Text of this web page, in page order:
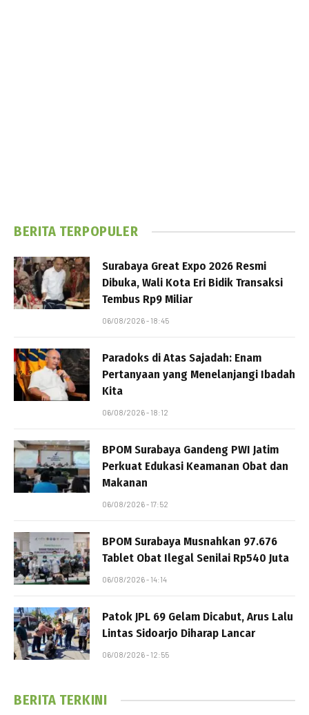
BERITA TERPOPULER
Surabaya Great Expo 2026 Resmi
Dibuka, Wali Kota Eri Bidik Transaksi
Tembus Rp9 Miliar
06/08/2026 - 18:45
Paradoks di Atas Sajadah: Enam
Pertanyaan yang Menelanjangi Ibadah
Kita
06/08/2026 - 18:12
BPOM Surabaya Gandeng PWI Jatim
Perkuat Edukasi Keamanan Obat dan
Makanan
06/08/2026 - 17:52
BPOM Surabaya Musnahkan 97.676
Tablet Obat Ilegal Senilai Rp540 Juta
06/08/2026 - 14:14
Patok JPL 69 Gelam Dicabut, Arus Lalu
Lintas Sidoarjo Diharap Lancar
06/08/2026 - 12:55
BERITA TERKINI